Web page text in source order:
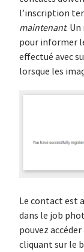
l’inscription
maintenant.
pour informer
effectué avec
lorsque les
Le contact est
dans le job
pouvez
cliquant sur le